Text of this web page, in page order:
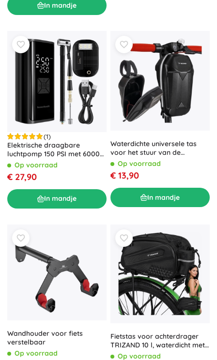
In mandje
(1)
Elektrische draagbare
luchtpomp 150 PSI met 6000
mAh powerbank en LED-
zaklamp
Op voorraad
€ 27,90
In mandje
Waterdichte universele tas
voor het stuur van de
elektrische step Trizand
Op voorraad
€ 13,90
In mandje
Wandhouder voor fiets
verstelbaar
Op voorraad
Fietstas voor achterdrager
TRIZAND 10 l, waterdicht met
reflectoren
Op voorraad